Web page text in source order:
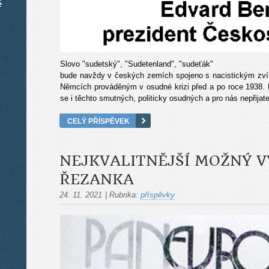
Slovo "sudetský", "Sudetenland", "sudeťák"
bude navždy v českých zemích spojeno s nacistickým
Němcích prováděným v osudné krizi před a po roce
se i těchto smutných, politicky osudných a pro nás
CELÝ PŘÍSPĚVEK
NEJKVALITNĚJŠÍ MOŽNÝ
ŘEZANKA
24. 11. 2021 Rubrika: příspěvky